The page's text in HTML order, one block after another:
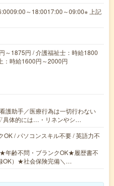
～18:0017:00～09:00※ 上記
～1875円 / 介護福祉士：時給1800
：時給1600円～2000円
護助手／医療行為は一切行わない
具体的には…・リネンやシ…
OK / パソコンスキル不要 / 英語力不
年齢不問・ブランクOK★履歴書不
OK）★社会保険完備＼…